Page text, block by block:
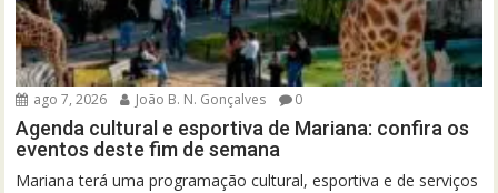
ago 7, 2026 João B. N. Gonçalves 0
Agenda cultural e esportiva de Mariana: confira os
eventos deste fim de semana
Mariana terá uma programação cultural, esportiva e de serviços